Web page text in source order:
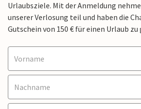
Urlaubsziele. Mit der Anmeldung
unserer Verlosung teil und haben die
Gutschein von 150 € für einen Urlaub zu